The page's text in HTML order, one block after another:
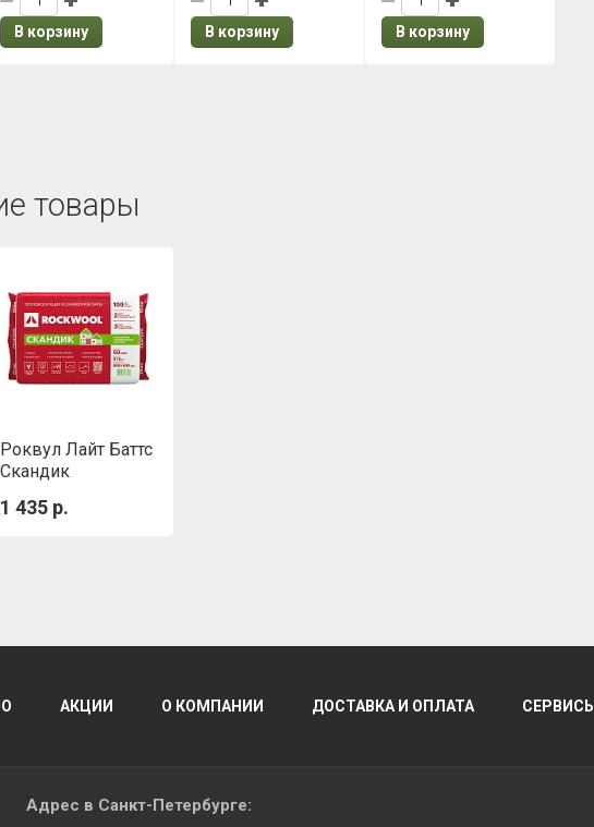
В корзину В корзину В корзину
товары
Роквул Лайт Баттс
Скандик
0,288м3/уп
1 435 р.
АКЦИИ О КОМПАНИИ ДОСТАВКА И ОПЛАТА СЕРВИСЫ
Адрес в Санкт-Петербурге: